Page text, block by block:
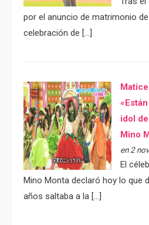
por el anuncio de matrimonio
celebración de […]
idol
Mino
en 2
El
Mino Monta declaró hoy lo que
años saltaba a la […]